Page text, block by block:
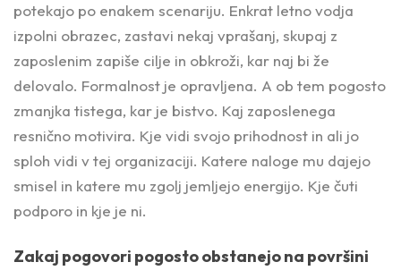
potekajo po enakem scenariju. Enkrat letno vodja
izpolni obrazec, zastavi nekaj vprašanj, skupaj z
zaposlenim zapiše cilje in obkroži, kar naj bi že
delovalo. Formalnost je opravljena. A ob tem pogosto
zmanjka tistega, kar je bistvo. Kaj zaposlenega
resnično motivira. Kje vidi svojo prihodnost in ali jo
sploh vidi v tej organizaciji. Katere naloge mu dajejo
smisel in katere mu zgolj jemljejo energijo. Kje čuti
podporo in kje je ni.
Zakaj pogovori pogosto obstanejo na površini